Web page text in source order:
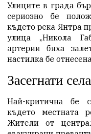
Улиците в града
сериозно бе
където река Янтра
улица „Никола
артерии бяха
настилка бе
Засегнати
Най-критична бе
където местната
Жители от